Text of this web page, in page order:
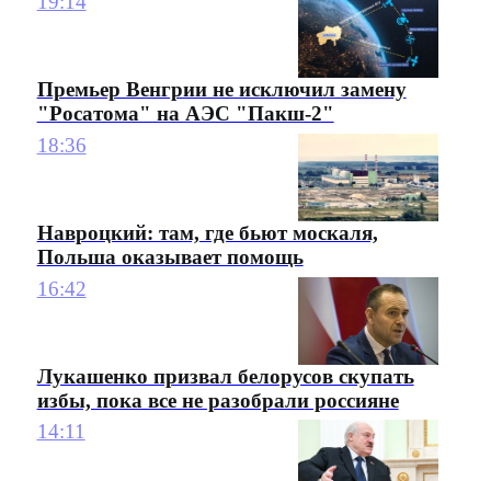
Премьер Венгрии не исключил замену
"Росатома" на АЭС "Пакш-2"
18:36
Навроцкий: там, где бьют москаля,
Польша оказывает помощь
16:42
Лукашенко призвал белорусов скупать
избы, пока все не разобрали россияне
14:11